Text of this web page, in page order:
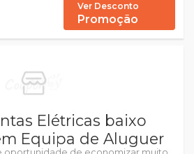
Ver Desconto
Promoção
Elétricas baixo
Equipa de Aluguer